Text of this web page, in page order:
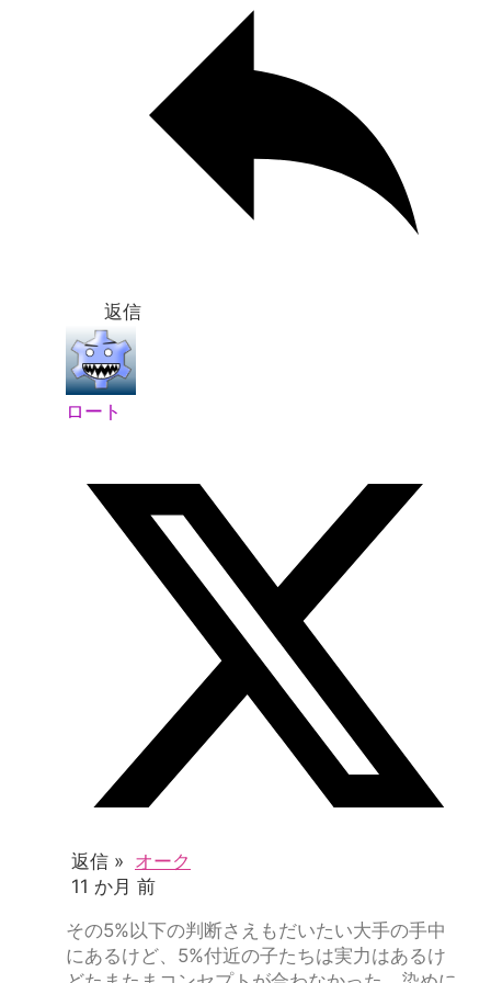
返信
ロート
返信 » オーク
11 か月 前
その5%以下の判断さえもだいたい大手の手中
にあるけど、5%付近の子たちは実力はあるけ